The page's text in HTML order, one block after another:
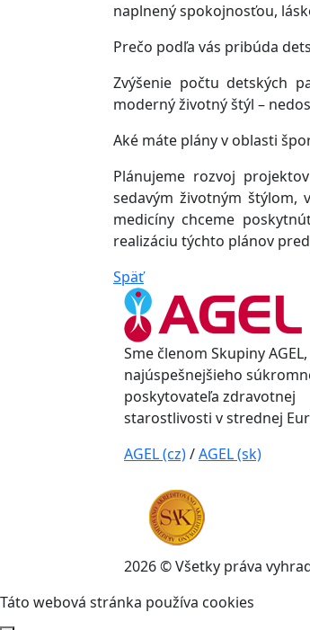
naplnený spokojnosťou,
Prečo podľa vás pribúda
Zvýšenie počtu detských
moderný životný štýl –
Aké máte plány v oblasti
Plánujeme rozvoj
sedavým životným štýlom,
medicíny chceme
realizáciu týchto plánov
Späť
Sme členom Skupiny AGEL,
najúspešnejšieho
poskytovateľa zdravotnej
starostlivosti v strednej
AGEL (cz)/AGEL (sk)
2026 © Všetky práva
Táto webová stránka používa cookies